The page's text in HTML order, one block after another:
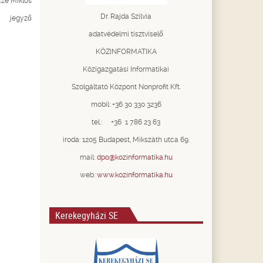
Dr. Rajda Szilvia
adatvédelmi tisztviselő
KÖZINFORMATIKA
Közigazgatási Informatikai
Szolgáltató Központ Nonprofit Kft.
mobil: +36 30 330 3236
tel.: +36 1 786 23 63
iroda: 1205 Budapest, Mikszáth utca 69.
mail: dpo@kozinformatika.hu
web: www.kozinformatika.hu
Kerekegyházi SE